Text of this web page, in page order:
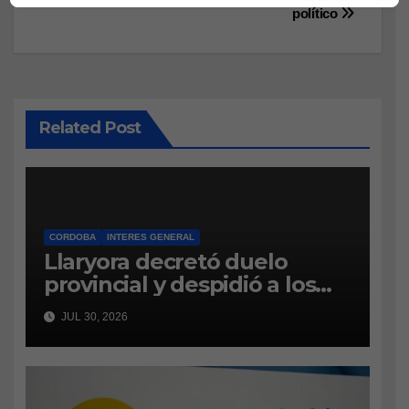
político
Related Post
CORDOBA INTERES GENERAL
Llaryora decretó duelo
provincial y despidió a los
bomberos cordobeses
fallecidos en la tragedia
aérea de San Juan
JUL 30, 2026